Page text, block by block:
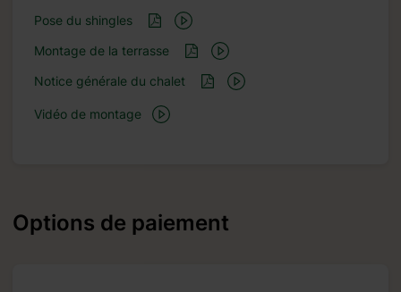
Pose du shingles
Montage de la terrasse
Notice générale du chalet
Vidéo de montage
Options de paiement